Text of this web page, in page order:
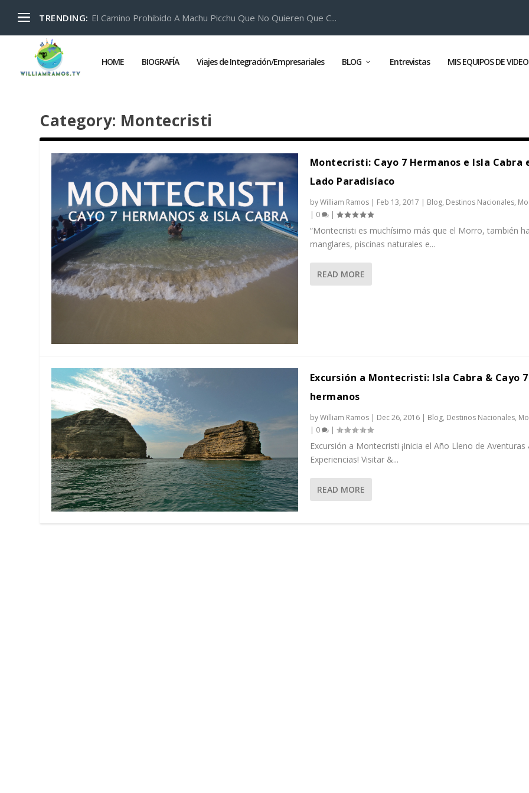
TRENDING: El Camino Prohibido A Machu Picchu Que No Quieren Que C...
HOME BIOGRAFÍA Viajes de Integración/Empresariales BLOG Entrevistas MIS EQUIPOS DE VIDEO
Category: Montecristi
Montecristi: Cayo 7 Hermanos e Isla Cabra
Lado Paradisíaco
byWilliam Ramos| Feb 13, 2017 | Blog, Destinos Nacionales,
| 0 |
“Montecristi es muchísimo más que el Morro, también
manglares, piscinas naturales e...
READ MORE
Excursión a Montecristi: Isla Cabra & Cayo 7
hermanos
byWilliam Ramos| Dec 26, 2016| Blog, Destinos Nacionales,
| 0 |
Excursión a Montecristi ¡Inicia el Año Lleno de Aventuras
Experiencias! Visitar &...
READ MORE